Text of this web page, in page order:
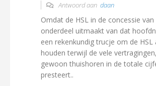
Antwoord aan daan
Omdat de HSL in de concessie
onderdeel uitmaakt van dat
een rekenkundig trucje om de HSL
houden terwijl de vele
gewoon thuishoren in de totale
presteert..